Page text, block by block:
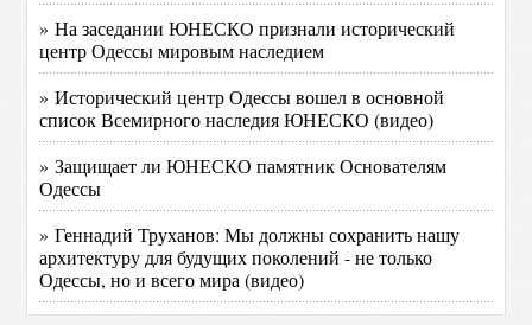
» На заседании ЮНЕСКО признали исторический
центр Одессы мировым наследием
» Исторический центр Одессы вошел в основной
список Всемирного наследия ЮНЕСКО (видео)
» Защищает ли ЮНЕСКО памятник Основателям
Одессы
» Геннадий Труханов: Мы должны сохранить нашу
архитектуру для будущих поколений - не только
Одессы, но и всего мира (видео)